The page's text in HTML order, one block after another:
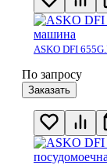
ASKO DFI
По запросу
Заказать